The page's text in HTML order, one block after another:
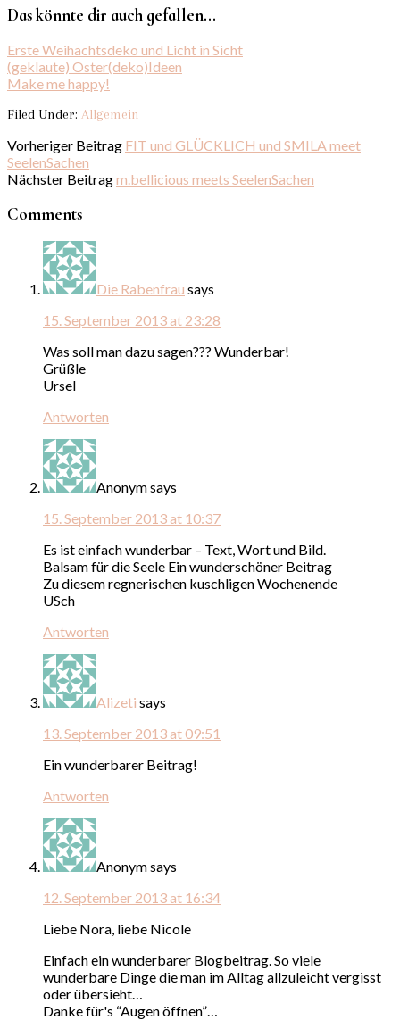
Das könnte dir auch gefallen...
Erste Weihachtsdeko und Licht in Sicht
(geklaute) Oster(deko)Ideen
Make me happy!
Filed Under: Allgemein
Vorheriger Beitrag FIT und GLÜCKLICH und SMILA meet
SeelenSachen
Nächster Beitragm.bellicious meets SeelenSachen
Comments
Die Rabenfrau says
15. September 2013 at 23:28
Was soll man dazu sagen??? Wunderbar!
Grüßle
Ursel
Antworten
Anonymsays
15. September 2013 at 10:37
Es ist einfach wunderbar – Text, Wort und Bild.
Balsam für die Seele Ein wunderschöner Beitrag
Zu diesem regnerischen kuschligen Wochenende
USch
Antworten
Alizeti says
13. September 2013 at 09:51
Ein wunderbarer Beitrag!
Antworten
Anonymsays
12. September 2013 at 16:34
Liebe Nora, liebe Nicole
Einfach ein wunderbarer Blogbeitrag. So viele
wunderbare Dinge die man im Alltag allzuleicht vergisst
oder übersieht…
Danke für's “Augen öffnen”…